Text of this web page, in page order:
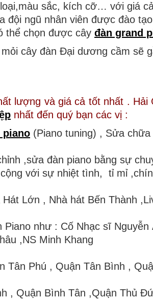
sắc, kích cỡ… với giá
đội ngũ nhân viên được đào
thể chọn được cây đàn grand
cây đàn Đại dương cầm sẽ
lượng và giá cả tốt nhất .
nhất đến quý bạn các vị :
piano (Piano tuning) , Sửa
,sửa đàn piano bằng sự
với sự nhiệt tình, tỉ mỉ
Lớn , Nhà hát Bến Thành
như : Cố Nhạc sĩ Nguyễn
,NS Minh Khang
Phú , Quận Tân Bình ,
, Quận Bình Tân ,Quận Thủ